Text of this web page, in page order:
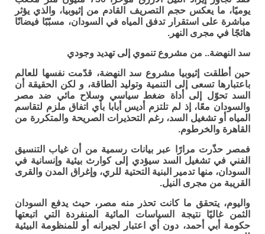
يوميًا، ما يعكس حجم التصريف القادم من إثيوبيا، والذي يؤثر
مباشرة على استقرار تدفق المياه في السودان، مسبّبًا فيضانًا
هائجًا في مجرى النهر.
سد النهضة.. من مشروع تنموي إلى تهديد وجودي
حين أطلقت إثيوبيا مشروع سد النهضة، قدّمت نفسها للعالم
باعتبارها تسعى إلى التنمية وتوليد الطاقة، و لكن الحقيقة أن
السد تحوّل إلى أداة ضغط سياسي وسلاح مائي ضد مصر
والسودان معًا، إذ لم تلتزم أديس أبابا بأي اتفاق ملزم لتقاسم
المياه أو تشغيل السد، رغم التحذيرات الصريحة والمتكررة من
القاهرة والخرطوم.
فمصر حذّرت مرارًا عبر بيانات رسمية من أن غياب التنسيق
الفني في تشغيل السد سيؤدي إلى كوارث بيئية وإنسانية في
السودان، منها تدمير البنية التحتية للري، وإغراق المدن والقرى
القريبة من مجرى النيل.
واليوم، يتحقق ما كانت تحذر منه مصر، حيث يدفع السودان
الثمن غاليًا نتيجة السياسات المائية المنفردة التي اتبعتها
حكومة أبي أحمد، دون أي اعتبار لجيرانه أو للمنظومة البيئية